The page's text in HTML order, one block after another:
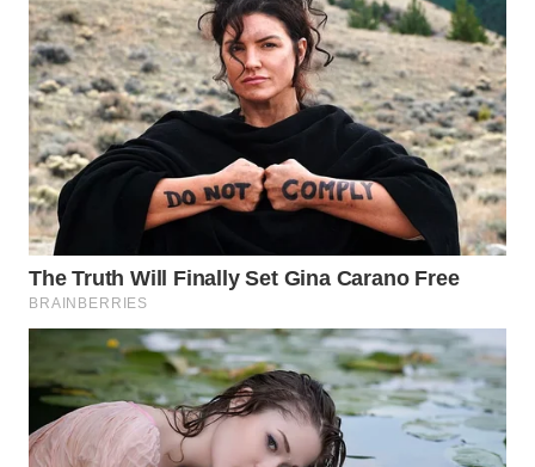
WN
TAPANULI
TENGAH
WN DELI
SERDANG
WN
TEBING
TINGGI
WN
PAKPAK
WN